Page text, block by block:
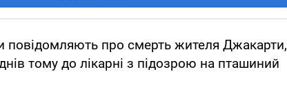
повідомляють про смерть жителя Джакарти,
тому до лікарні з підозрою на пташиний